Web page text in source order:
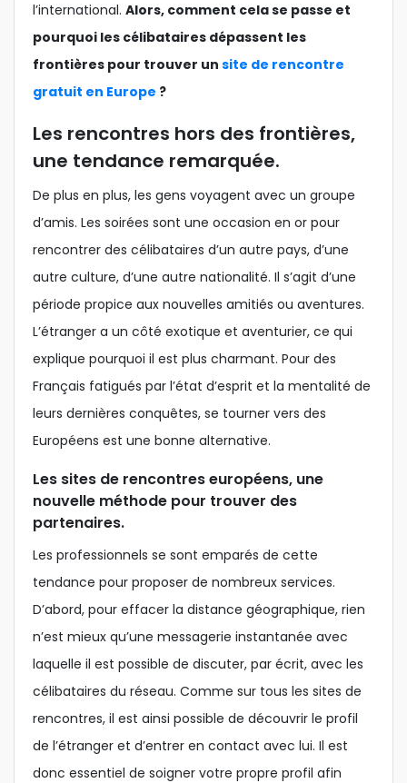
l’international. Alors, comment cela se passe et
pourquoi les célibataires dépassent les
frontières pour trouver un site de rencontre
gratuit en Europe ?
Les rencontres hors des frontières,
une tendance remarquée.
De plus en plus, les gens voyagent avec un groupe
d’amis. Les soirées sont une occasion en or pour
rencontrer des célibataires d’un autre pays, d’une
autre culture, d’une autre nationalité. Il s’agit d’une
période propice aux nouvelles amitiés ou aventures.
L’étranger a un côté exotique et aventurier, ce qui
explique pourquoi il est plus charmant. Pour des
Français fatigués par l’état d’esprit et la mentalité de
leurs dernières conquêtes, se tourner vers des
Européens est une bonne alternative.
Les sites de rencontres européens, une
nouvelle méthode pour trouver des
partenaires.
Les professionnels se sont emparés de cette
tendance pour proposer de nombreux services.
D’abord, pour effacer la distance géographique, rien
n’est mieux qu’une messagerie instantanée avec
laquelle il est possible de discuter, par écrit, avec les
célibataires du réseau. Comme sur tous les sites de
rencontres, il est ainsi possible de découvrir le profil
de l’étranger et d’entrer en contact avec lui. Il est
donc essentiel de soigner votre propre profil afin